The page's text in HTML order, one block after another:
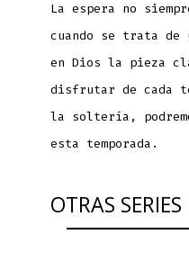
La espera no
cuando se trata
en Dios la pieza
disfrutar de cada
la soltería,
esta temporada.
OTRAS SERIES